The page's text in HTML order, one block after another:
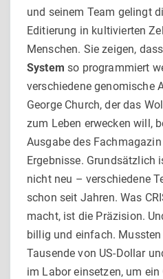
und seinem Team gelingt
Editierung in kultivierten
Menschen. Sie zeigen,
System so programmiert
verschiedene genomische
George Church, der das
zum Leben erwecken will,
Ausgabe des
Ergebnisse. Grundsätzlich
nicht neu – verschiedene
schon seit Jahren. Was
macht, ist die Präzision.
billig und einfach.
Tausende von US-Dollar
im Labor einsetzen, um ein